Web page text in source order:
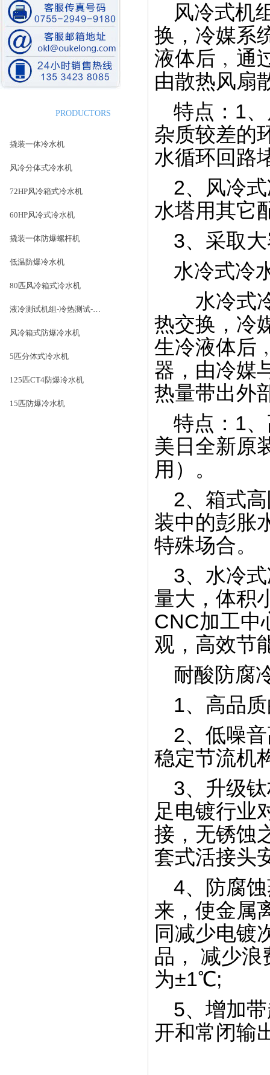
模温机
风冷式冷水机冷凝器-全自动精密
PRODUCTORS
撬装一体冷水机
风冷分体式冷水机
72HP风冷箱式冷水机
60HP风冷式冷水机
撬装一体防爆螺杆机
低温防爆冷水机
80匹风冷箱式冷水机
液冷测试机组-冷热测试-精密恒温恒压恒流
风冷箱式防爆冷水机
5匹分体式冷水机
125匹CT4防爆冷水机
15匹防爆冷水机
风冷式机
换，冷媒系
液体后﹐通
由散热风扇
特点：1
杂质较差的
水循环回路
2、风冷
水塔用其它
3、采取
水冷式冷
水冷式
热交换，冷
生冷液体后
器，由冷媒
热量带出外
特点：1
美日全新原
用）。
2、箱式
装中的彭胀
特殊场合。
3、水冷
量大，体积
CNC加工中
观，高效节
耐酸防腐
1、高品
2、低噪
稳定节流机
3、升级
足电镀行业
接，无锈蚀
套式活接头
4、防腐
来，使金属
同减少电镀
品， 减少浪
为±1℃;
5、增加
开和常闭输